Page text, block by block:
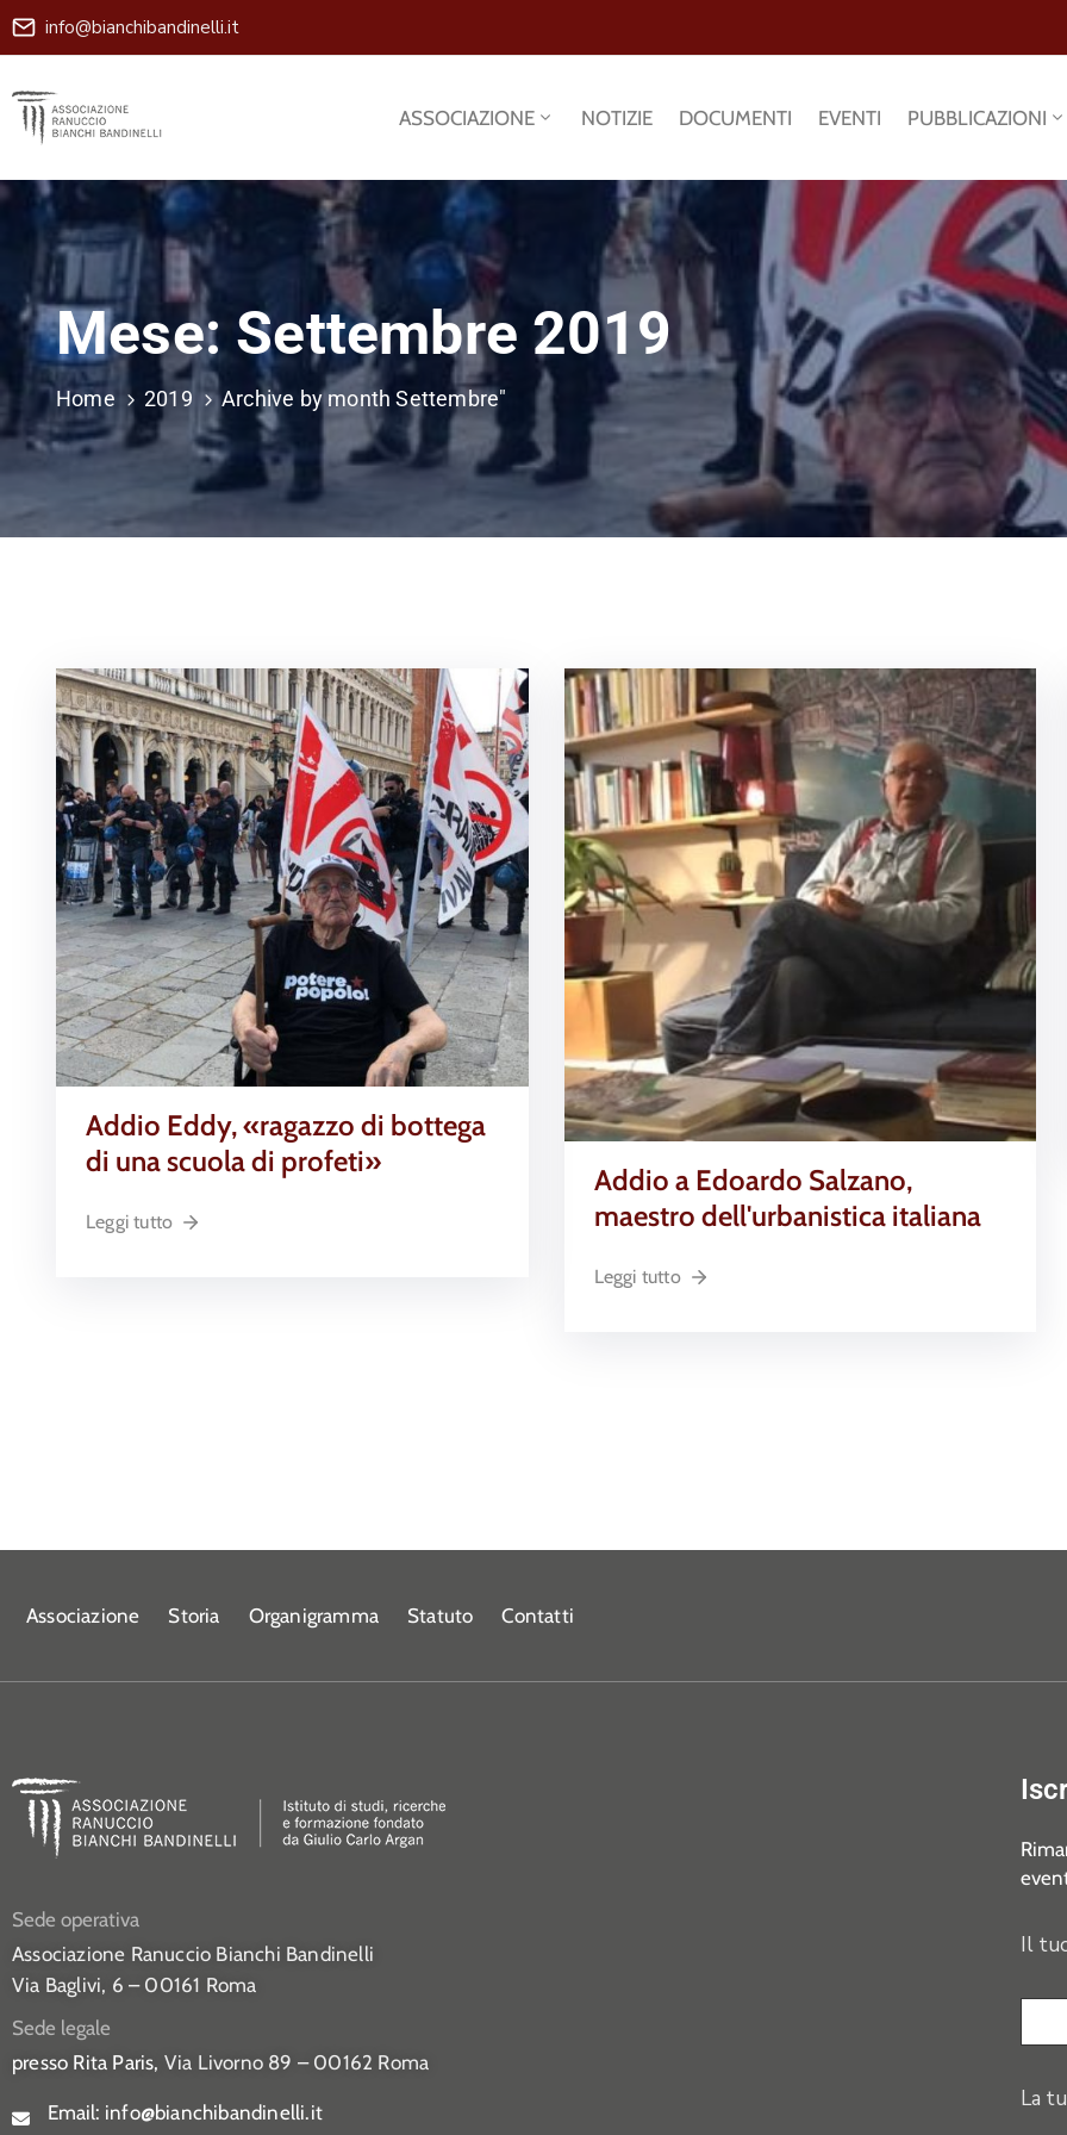
info@bianchibandinelli.it
ASSOCIAZIONE NOTIZIE DOCUMENTI EVENTI PUBBLICAZIONI
Mese: Settembre 2019
Home 2019 Archive by month Settembre"
Addio Eddy, «ragazzo di bottega
di una scuola di profeti»
Leggi tutto
Addio a Edoardo Salzano,
maestro dell'urbanistica italiana
Leggi tutto
Associazione Storia Organigramma Statuto Contatti
Sede operativa
Associazione Ranuccio Bianchi Bandinelli
Via Baglivi, 6 – 00161 Roma
Sede legale
presso Rita Paris, Via Livorno 89 – 00162 Roma
Email: info@bianchibandinelli.it
Il
La